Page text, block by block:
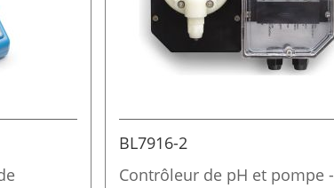
BL7916-2
Contrôleur de pH et pompe -